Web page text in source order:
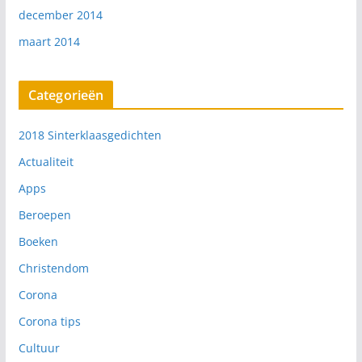
december 2014
maart 2014
Categorieën
2018 Sinterklaasgedichten
Actualiteit
Apps
Beroepen
Boeken
Christendom
Corona
Corona tips
Cultuur